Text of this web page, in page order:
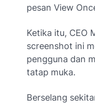
pesan View
Ketika itu, CEO
screenshot ini
pengguna dan
tatap muka.
Berselang